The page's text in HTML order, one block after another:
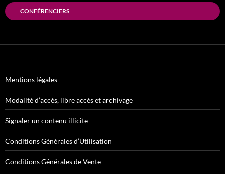
CONFÉRENCIERS
Mentions légales
Modalité d’accès, libre accès et archivage
Signaler un contenu illicite
Conditions Générales d’Utilisation
Conditions Générales de Vente